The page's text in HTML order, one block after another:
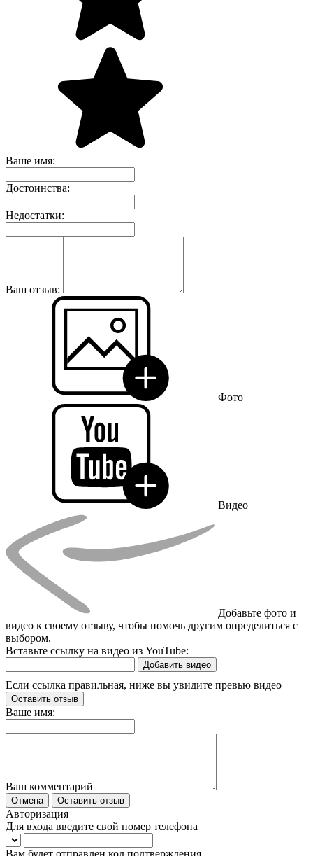
Ваше имя:
Достоинства:
Недостатки:
Ваш отзыв:
Фото
Видео
Добавьте фото и
видео к своему отзыву, чтобы помочь другим определиться с
выбором.
Вставьте ссылку на видео из YouTube:
Добавить видео
Если ссылка правильная, ниже вы увидите превью видео
Оставить отзыв
Ваше имя:
Ваш комментарий
Отмена Оставить отзыв
Авторизация
Для входа введите свой номер телефона
Вам будет отправлен код подтверждения